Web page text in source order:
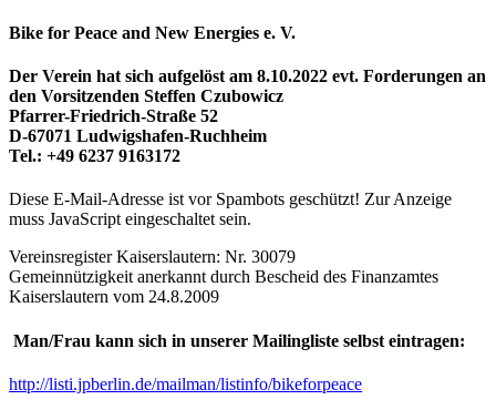
Bike for Peace and New Energies e. V.
Der Verein hat sich aufgelöst am 8.10.2022 evt. Forderungen an
den Vorsitzenden Steffen Czubowicz
Pfarrer-Friedrich-Straße 52
D-67071 Ludwigshafen-Ruchheim
Tel.: +49 6237 9163172
Diese E-Mail-Adresse ist vor Spambots geschützt! Zur Anzeige
muss JavaScript eingeschaltet sein.
Vereinsregister Kaiserslautern: Nr. 30079
Gemeinnützigkeit anerkannt durch Bescheid des Finanzamtes
Kaiserslautern vom 24.8.2009
Man/Frau kann sich in unserer Mailingliste selbst eintragen:
http://listi.jpberlin.de/mailman/listinfo/bikeforpeace